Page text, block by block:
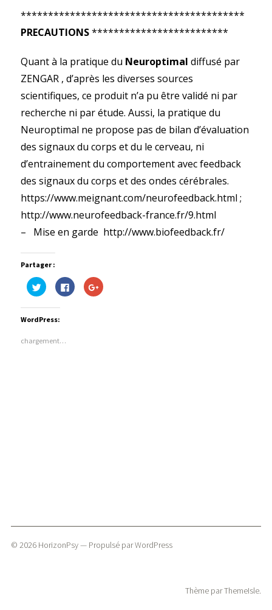
*****************************************
PRECAUTIONS*************************
Quant à la pratique du Neuroptimal diffusé par
ZENGAR , d’après les diverses sources
scientifiques, ce produit n’a pu être validé ni par
recherche ni par étude. Aussi, la pratique du
Neuroptimal ne propose pas de bilan d’évaluation
des signaux du corps et du le cerveau, ni
d’entrainement du comportement avec feedback
des signaux du corps et des ondes cérébrales.
https://www.meignant.com/neurofeedback.html ;
http://www.neurofeedback-france.fr/9.html
– Mise en garde http://www.biofeedback.fr/
Partager :
Cliquez
pour
partager
sur
dans
fenêtre)
Cliquez
pour
partager
Cliquez
pour
WordPress:
chargement…
© 2026 HorizonPsy— Propulsé parWordPress
Thème parThemeIsle.